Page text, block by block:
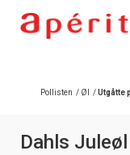
Pollisten / Øl /Utgåtte
Dahls